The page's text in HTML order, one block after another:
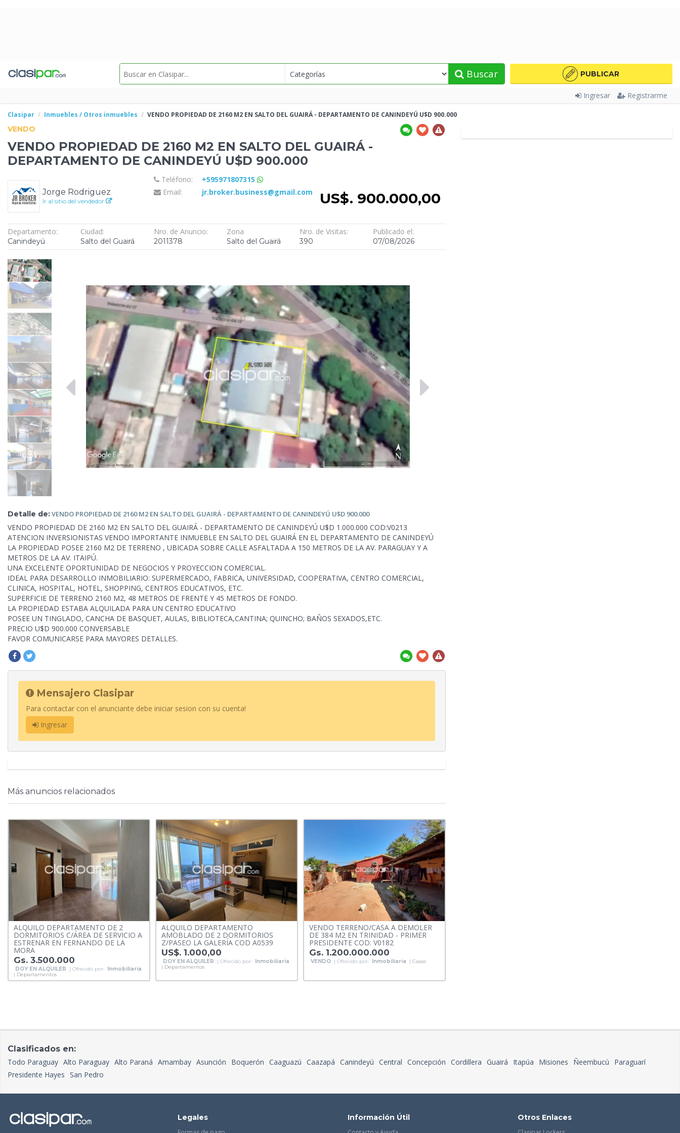
Buscar PUBLICAR
Ingresar Registrarme
Clasipar Inmuebles / Otros inmuebles VENDO PROPIEDAD DE 2160 M2 EN SALTO DEL GUAIRÁ - DEPARTAMENTO DE CANINDEYÚ U$D 900.000
VENDO
VENDO PROPIEDAD DE 2160 M2 EN SALTO DEL GUAIRÁ -
DEPARTAMENTO DE CANINDEYÚ U$D 900.000
Jorge Rodriguez
Ir al sitio del vendedor
Teléfono:
+595971807315
Email:
jr.broker.business@gmail.com US$. 900.000,00
Departamento:
Canindeyú
Ciudad:
Salto del Guairá
Nro. de Anuncio:
2011378
Zona
Salto del Guairá
Nro. de Visitas:
390
Publicado el:
07/08/2026
Detalle de:VENDO PROPIEDAD DE 2160 M2 EN SALTO DEL GUAIRÁ - DEPARTAMENTO DE CANINDEYÚ U$D 900.000
VENDO PROPIEDAD DE 2160 M2 EN SALTO DEL GUAIRÁ - DEPARTAMENTO DE CANINDEYÚ U$D 1.000.000 COD:V0213
ATENCION INVERSIONISTAS VENDO IMPORTANTE INMUEBLE EN SALTO DEL GUAIRÁ EN EL DEPARTAMENTO DE CANINDEYÚ
LA PROPIEDAD POSEE 2160 M2 DE TERRENO , UBICADA SOBRE CALLE ASFALTADA A 150 METROS DE LA AV. PARAGUAY Y A
METROS DE LA AV. ITAIPÚ.
UNA EXCELENTE OPORTUNIDAD DE NEGOCIOS Y PROYECCION COMERCIAL.
IDEAL PARA DESARROLLO INMOBILIARIO: SUPERMERCADO, FABRICA, UNIVERSIDAD, COOPERATIVA, CENTRO COMERCIAL,
CLINICA, HOSPITAL, HOTEL, SHOPPING, CENTROS EDUCATIVOS, ETC.
SUPERFICIE DE TERRENO 2160 M2, 48 METROS DE FRENTE Y 45 METROS DE FONDO.
LA PROPIEDAD ESTABA ALQUILADA PARA UN CENTRO EDUCATIVO
POSEE UN TINGLADO, CANCHA DE BASQUET, AULAS, BIBLIOTECA,CANTINA; QUINCHO; BAÑOS SEXADOS,ETC.
PRECIO U$D 900.000 CONVERSABLE
FAVOR COMUNICARSE PARA MAYORES DETALLES.
Mensajero Clasipar
Para contactar con el anunciante debe iniciar sesion con su cuenta!
Ingresar
Más anuncios relacionados
ALQUILO DEPARTAMENTO DE 2
DORMITORIOS C/ÁREA DE SERVICIO A
ESTRENAR EN FERNANDO DE LA
MORA
Gs. 3.500.000
DOY EN ALQUILER | Ofrecido por:
Inmobiliaria
| Departamentos
ALQUILO DEPARTAMENTO
AMOBLADO DE 2 DORMITORIOS
Z/PASEO LA GALERÍA COD A0539
US$. 1.000,00
DOY EN ALQUILER | Ofrecido por:
Inmobiliaria
| Departamentos
VENDO TERRENO/CASA A DEMOLER
DE 384 M2 EN TRINIDAD - PRIMER
PRESIDENTE COD: V0182
Gs. 1.200.000.000
VENDO | Ofrecido por: Inmobiliaria | Casas
Clasificados en:
Todo Paraguay Alto Paraguay Alto Paraná Amambay Asunción Boquerón Caaguazú Caazapá Canindeyú Central Concepción Cordillera Guairá Itapúa Misiones Ñeembucú
Paraguarí
Presidente Hayes San Pedro
Legales Información Útil Otros Enlaces